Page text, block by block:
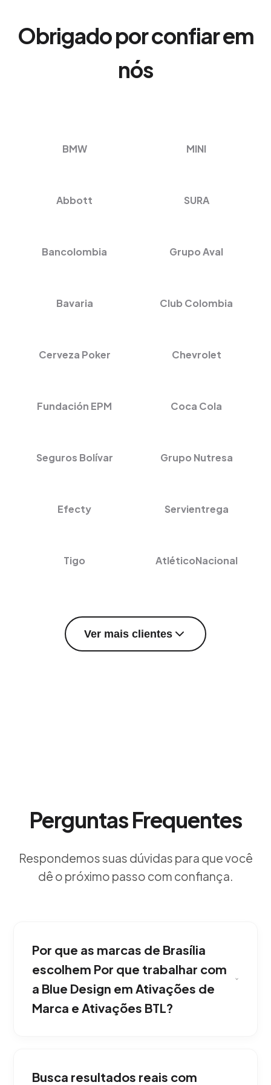
Obrigado por confiar em
nós
BMW MINI
Abbott SURA
Bancolombia Grupo Aval
Bavaria Club Colombia
Cerveza Poker Chevrolet
Fundación EPM Coca Cola
Seguros Bolívar Grupo Nutresa
Efecty Servientrega
Tigo AtléticoNacional
Ver mais clientes
Perguntas Frequentes
Respondemos suas dúvidas para que você
dê o próximo passo com confiança.
Por que as marcas de Brasília
escolhem Por que trabalhar com
a Blue Design em Ativações de
Marca e Ativações BTL?
interlocal y nacional com atenção
Busca resultados reais com